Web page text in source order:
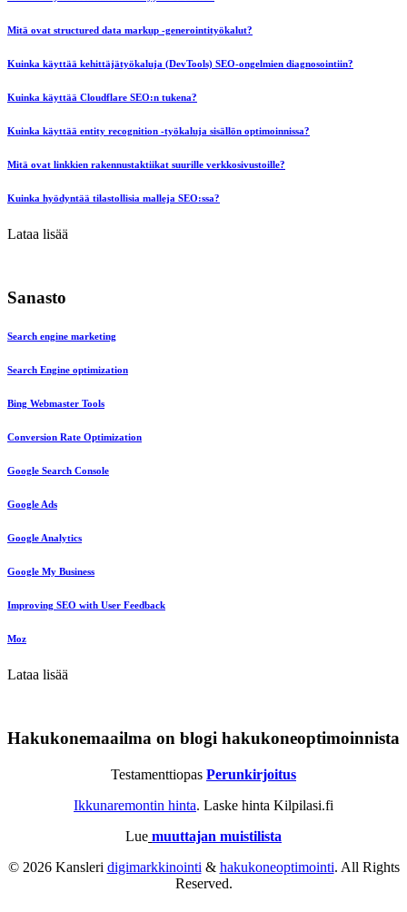
Mitä ovat structured data markup -generointityökalut?
Kuinka käyttää kehittäjätyökaluja (DevTools) SEO-ongelmien diagnosointiin?
Kuinka käyttää Cloudflare SEO:n tukena?
Kuinka käyttää entity recognition -työkaluja sisällön optimoinnissa?
Mitä ovat linkkien rakennustaktiikat suurille verkkosivustoille?
Kuinka hyödyntää tilastollisia malleja SEO:ssa?
Lataa lisää
Sanasto
Search engine marketing
Search Engine optimization
Bing Webmaster Tools
Conversion Rate Optimization
Google Search Console
Google Ads
Google Analytics
Google My Business
Improving SEO with User Feedback
Moz
Lataa lisää
Hakukonemaailma on blogi hakukoneoptimoinnista
Testamenttiopas Perunkirjoitus
Ikkunaremontin hinta. Laske hinta Kilpilasi.fi
Lue muuttajan muistilista
© 2026 Kansleri digimarkkinointi & hakukoneoptimointi. All Rights
Reserved.